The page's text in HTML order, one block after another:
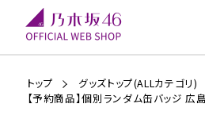
トップ グッズトップ(ALLカテゴリ)
【予約商品】個別ランダム缶バッジ